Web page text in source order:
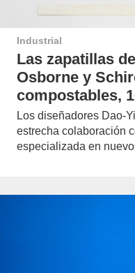
Industrial
Las zapatillas
Osborne y
compostables,
Los diseñadores Dao-
estrecha colaboración
especializada en